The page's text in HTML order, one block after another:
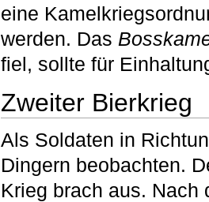
eine
werden. Das
fiel, sollte für
Zweiter Bierkrieg
Als Soldaten in
Dingern beobachten.
Krieg brach aus. Nach